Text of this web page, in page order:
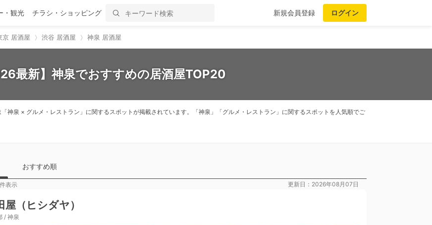
・観光 チラシ・ショッピング 新規会員登録 ログイン
京 居酒屋 渋谷 居酒屋 神泉 居酒屋
最新】神泉でおすすめの居酒屋TOP20
神泉 × グルメ・レストラン」に関するスポットが掲載されています。「神泉」「グルメ・レストラン」に関するスポットを人気順でご
おすすめ順
件表示 更新日：2026年08月07日
屋（ヒシダヤ）
/ 神泉